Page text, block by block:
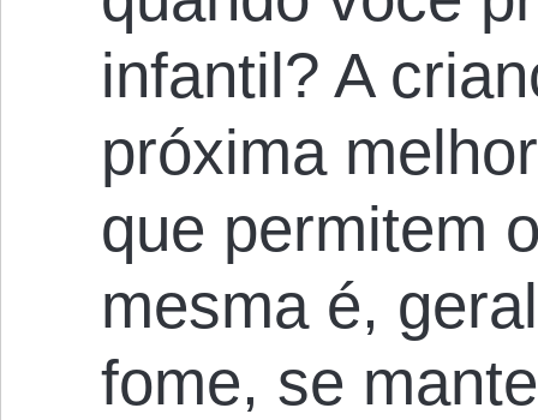
infantil? A
próxima
que permitem
mesma é,
fome, se